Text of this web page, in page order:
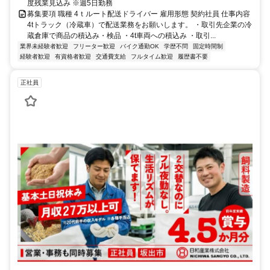
度残業見込み ※週5日勤務
募集要項 職種 4ｔルート配送ドライバー 雇用形態 契約社員 仕事内容
4tトラック（冷蔵車）で配送業務をお願いします。 ・取引先企業の冷
蔵倉庫で商品の積込み・検品 ・4t車両への積込み ・取引...
業界未経験者歓迎 フリーター歓迎 バイク通勤OK 学歴不問
固定時間制
経験者歓迎
有資格者歓迎 交通費支給 フルタイム歓迎 履歴書不要
正社員